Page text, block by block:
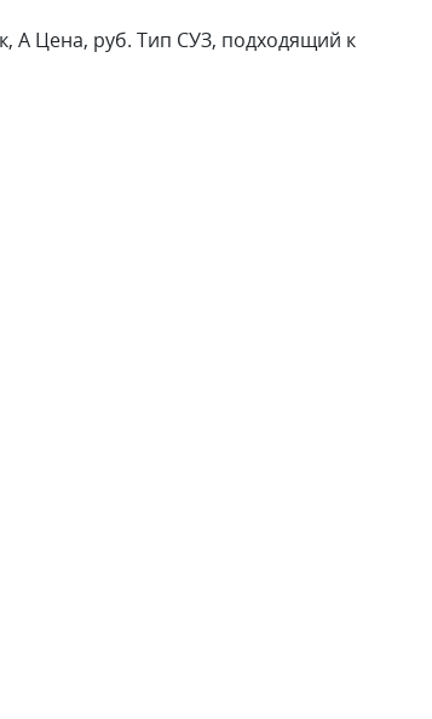
А Цена, руб. Тип СУЗ, подходящий к